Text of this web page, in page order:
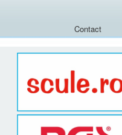
Contact